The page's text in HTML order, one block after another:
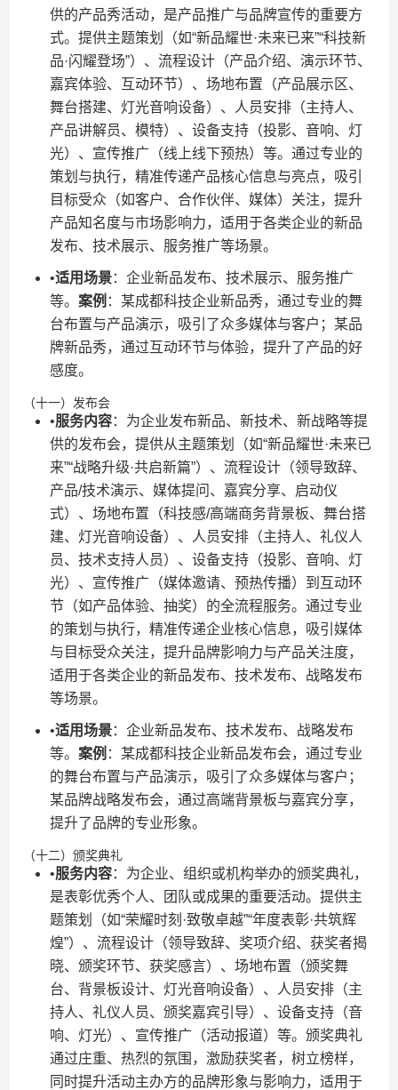
供的产品秀活动，是产品推广与品牌宣传的重要方
式。提供主题策划（如“新品耀世·未来已来”“科技新
品·闪耀登场”）、流程设计（产品介绍、演示环节、
嘉宾体验、互动环节）、场地布置（产品展示区、
舞台搭建、灯光音响设备）、人员安排（主持人、
产品讲解员、模特）、设备支持（投影、音响、灯
光）、宣传推广（线上线下预热）等。通过专业的
策划与执行，精准传递产品核心信息与亮点，吸引
目标受众（如客户、合作伙伴、媒体）关注，提升
产品知名度与市场影响力，适用于各类企业的新品
发布、技术展示、服务推广等场景。
•​​适用场景​​：企业新品发布、技术展示、服务推广
等。​ ​案例​ ​：某成都科技企业新品秀，通过专业的舞
台布置与产品演示，吸引了众多媒体与客户；某品
牌新品秀，通过互动环节与体验，提升了产品的好
感度。
（十一）发布会
•​​服务内容​​：为企业发布新品、新技术、新战略等提
供的发布会，提供从主题策划（如“新品耀世·未来已
来”“战略升级·共启新篇”）、流程设计（领导致辞、
产品/技术演示、媒体提问、嘉宾分享、启动仪
式）、场地布置（科技感/高端商务背景板、舞台搭
建、灯光音响设备）、人员安排（主持人、礼仪人
员、技术支持人员）、设备支持（投影、音响、灯
光）、宣传推广（媒体邀请、预热传播）到互动环
节（如产品体验、抽奖）的全流程服务。通过专业
的策划与执行，精准传递企业核心信息，吸引媒体
与目标受众关注，提升品牌影响力与产品关注度，
适用于各类企业的新品发布、技术发布、战略发布
等场景。
•​​适用场景​​：企业新品发布、技术发布、战略发布
等。​ ​案例​ ​：某成都科技企业新品发布会，通过专业
的舞台布置与产品演示，吸引了众多媒体与客户；
某品牌战略发布会，通过高端背景板与嘉宾分享，
提升了品牌的专业形象。
（十二）颁奖典礼
•​​服务内容​​：为企业、组织或机构举办的颁奖典礼，
是表彰优秀个人、团队或成果的重要活动。提供主
题策划（如“荣耀时刻·致敬卓越”“年度表彰·共筑辉
煌”）、流程设计（领导致辞、奖项介绍、获奖者揭
晓、颁奖环节、获奖感言）、场地布置（颁奖舞
台、背景板设计、灯光音响设备）、人员安排（主
持人、礼仪人员、颁奖嘉宾引导）、设备支持（音
响、灯光）、宣传推广（活动报道）等。颁奖典礼
通过庄重、热烈的氛围，激励获奖者，树立榜样，
同时提升活动主办方的品牌形象与影响力，适用于